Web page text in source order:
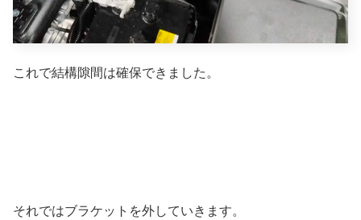
これで結構隙間は確保できました。
それではブラケットを外していきます。